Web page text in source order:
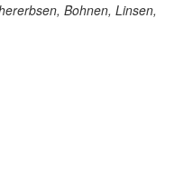
Bohnen, Linsen,